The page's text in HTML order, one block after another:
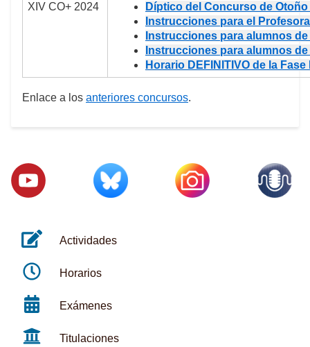
XIV CO+ 2024
Díptico del Concurso de Otoño
Instrucciones para el
Instrucciones para alumnos
Instrucciones para alumnos de
Horario DEFINITIVO de la Fase
Enlace a los anteriores concursos.
Actividades
Horarios
Exámenes
Titulaciones